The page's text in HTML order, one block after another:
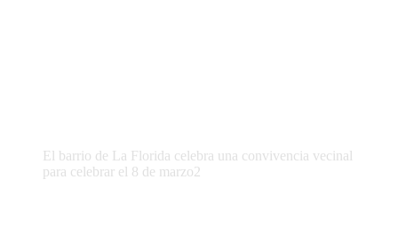
El barrio de La Florida celebra una convivencia vecinal
para celebrar el 8 de marzo2